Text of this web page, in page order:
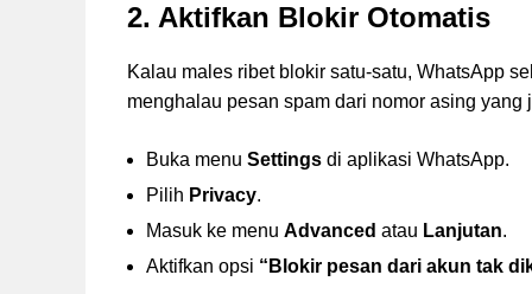
2. Aktifkan Blokir Otomatis
Kalau males ribet blokir satu-satu, WhatsApp
menghalau pesan spam dari nomor asing
Buka menu Settings di aplikasi WhatsApp.
Pilih Privacy.
Masuk ke menu Advanced atau Lanjutan.
Aktifkan opsi “Blokir pesan dari akun tak